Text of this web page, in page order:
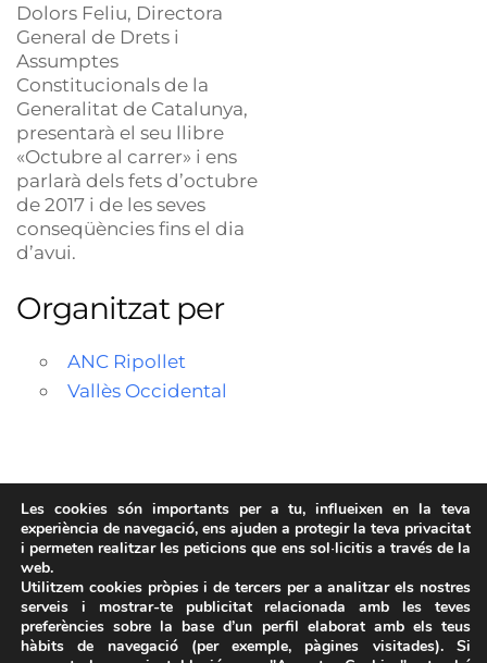
Dolors Feliu, Directora
General de Drets i
Assumptes
Constitucionals de la
Generalitat de Catalunya,
presentarà el seu llibre
«Octubre al carrer» i ens
parlarà dels fets d’octubre
de 2017 i de les seves
conseqüències fins el dia
d’avui.
Organitzat per
ANC Ripollet
Vallès Occidental
Descàrregues
27/03/2019
Les cookies són importants per a tu, influeixen en la teva
experiència de navegació, ens ajuden a protegir la teva privacitat
i permeten realitzar les peticions que ens sol·licitis a través de la
web.
Utilitzem cookies pròpies i de tercers per a analitzar els nostres
serveis i mostrar-te publicitat relacionada amb les teves
preferències sobre la base d’un perfil elaborat amb els teus
hàbits de navegació (per exemple, pàgines visitades). Si